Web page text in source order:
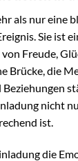
als nur eine
Sie ist
Freude,
Brücke, die
nicht
ist.
die